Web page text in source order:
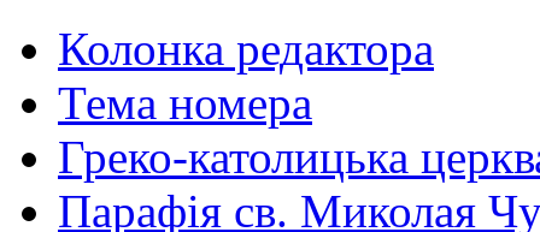
Колонка редактора
Тема номера
Греко-католицька
Парафія св. Миколая